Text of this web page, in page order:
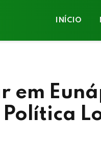
INÍCIO
em